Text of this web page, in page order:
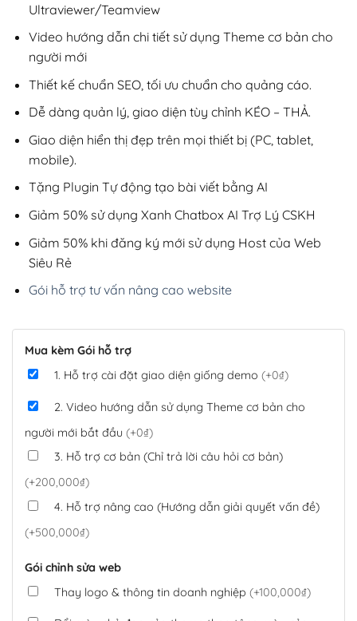
Ultraviewer/Teamview
Video hướng dẫn chi tiết sử dụng Theme cơ bản cho
người mới
Thiết kế chuẩn SEO, tối ưu chuẩn cho quảng cáo.
Dễ dàng quản lý, giao diện tùy chỉnh KÉO – THẢ.
Giao diện hiển thị đẹp trên mọi thiết bị (PC, tablet,
mobile).
Tặng Plugin Tự động tạo bài viết bằng AI
Giảm 50% sử dụng Xanh Chatbox AI Trợ Lý CSKH
Giảm 50% khi đăng ký mới sử dụng Host của Web
Siêu Rẻ
Gói hỗ trợ tư vấn nâng cao website
Mua kèm Gói hỗ trợ
1. Hỗ trợ cài đặt giao diện giống demo (+0₫)
2. Video hướng dẫn sử dụng Theme cơ bản cho
người mới bắt đầu (+0₫)
3. Hỗ trợ cơ bản (Chỉ trả lời câu hỏi cơ bản)
(+200,000₫)
4. Hỗ trợ nâng cao (Hướng dẫn giải quyết vấn đề)
(+500,000₫)
Gói chỉnh sửa web
Thay logo & thông tin doanh nghiệp (+100,000₫)